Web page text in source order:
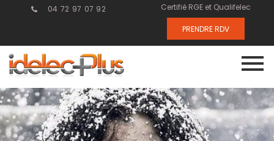
04 72 97 07 92 Certifié RGE et Qualifelec
PRENDRE RDV